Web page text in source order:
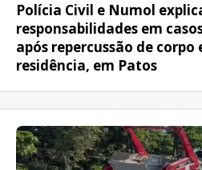
Polícia Civil e Numol
responsabilidades em
após repercussão de
residência, em Patos